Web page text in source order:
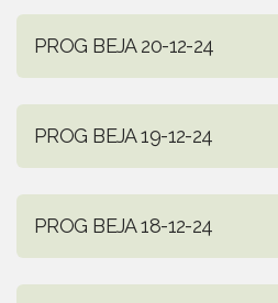
PROG BEJA 20-12-24
PROG BEJA 19-12-24
PROG BEJA 18-12-24